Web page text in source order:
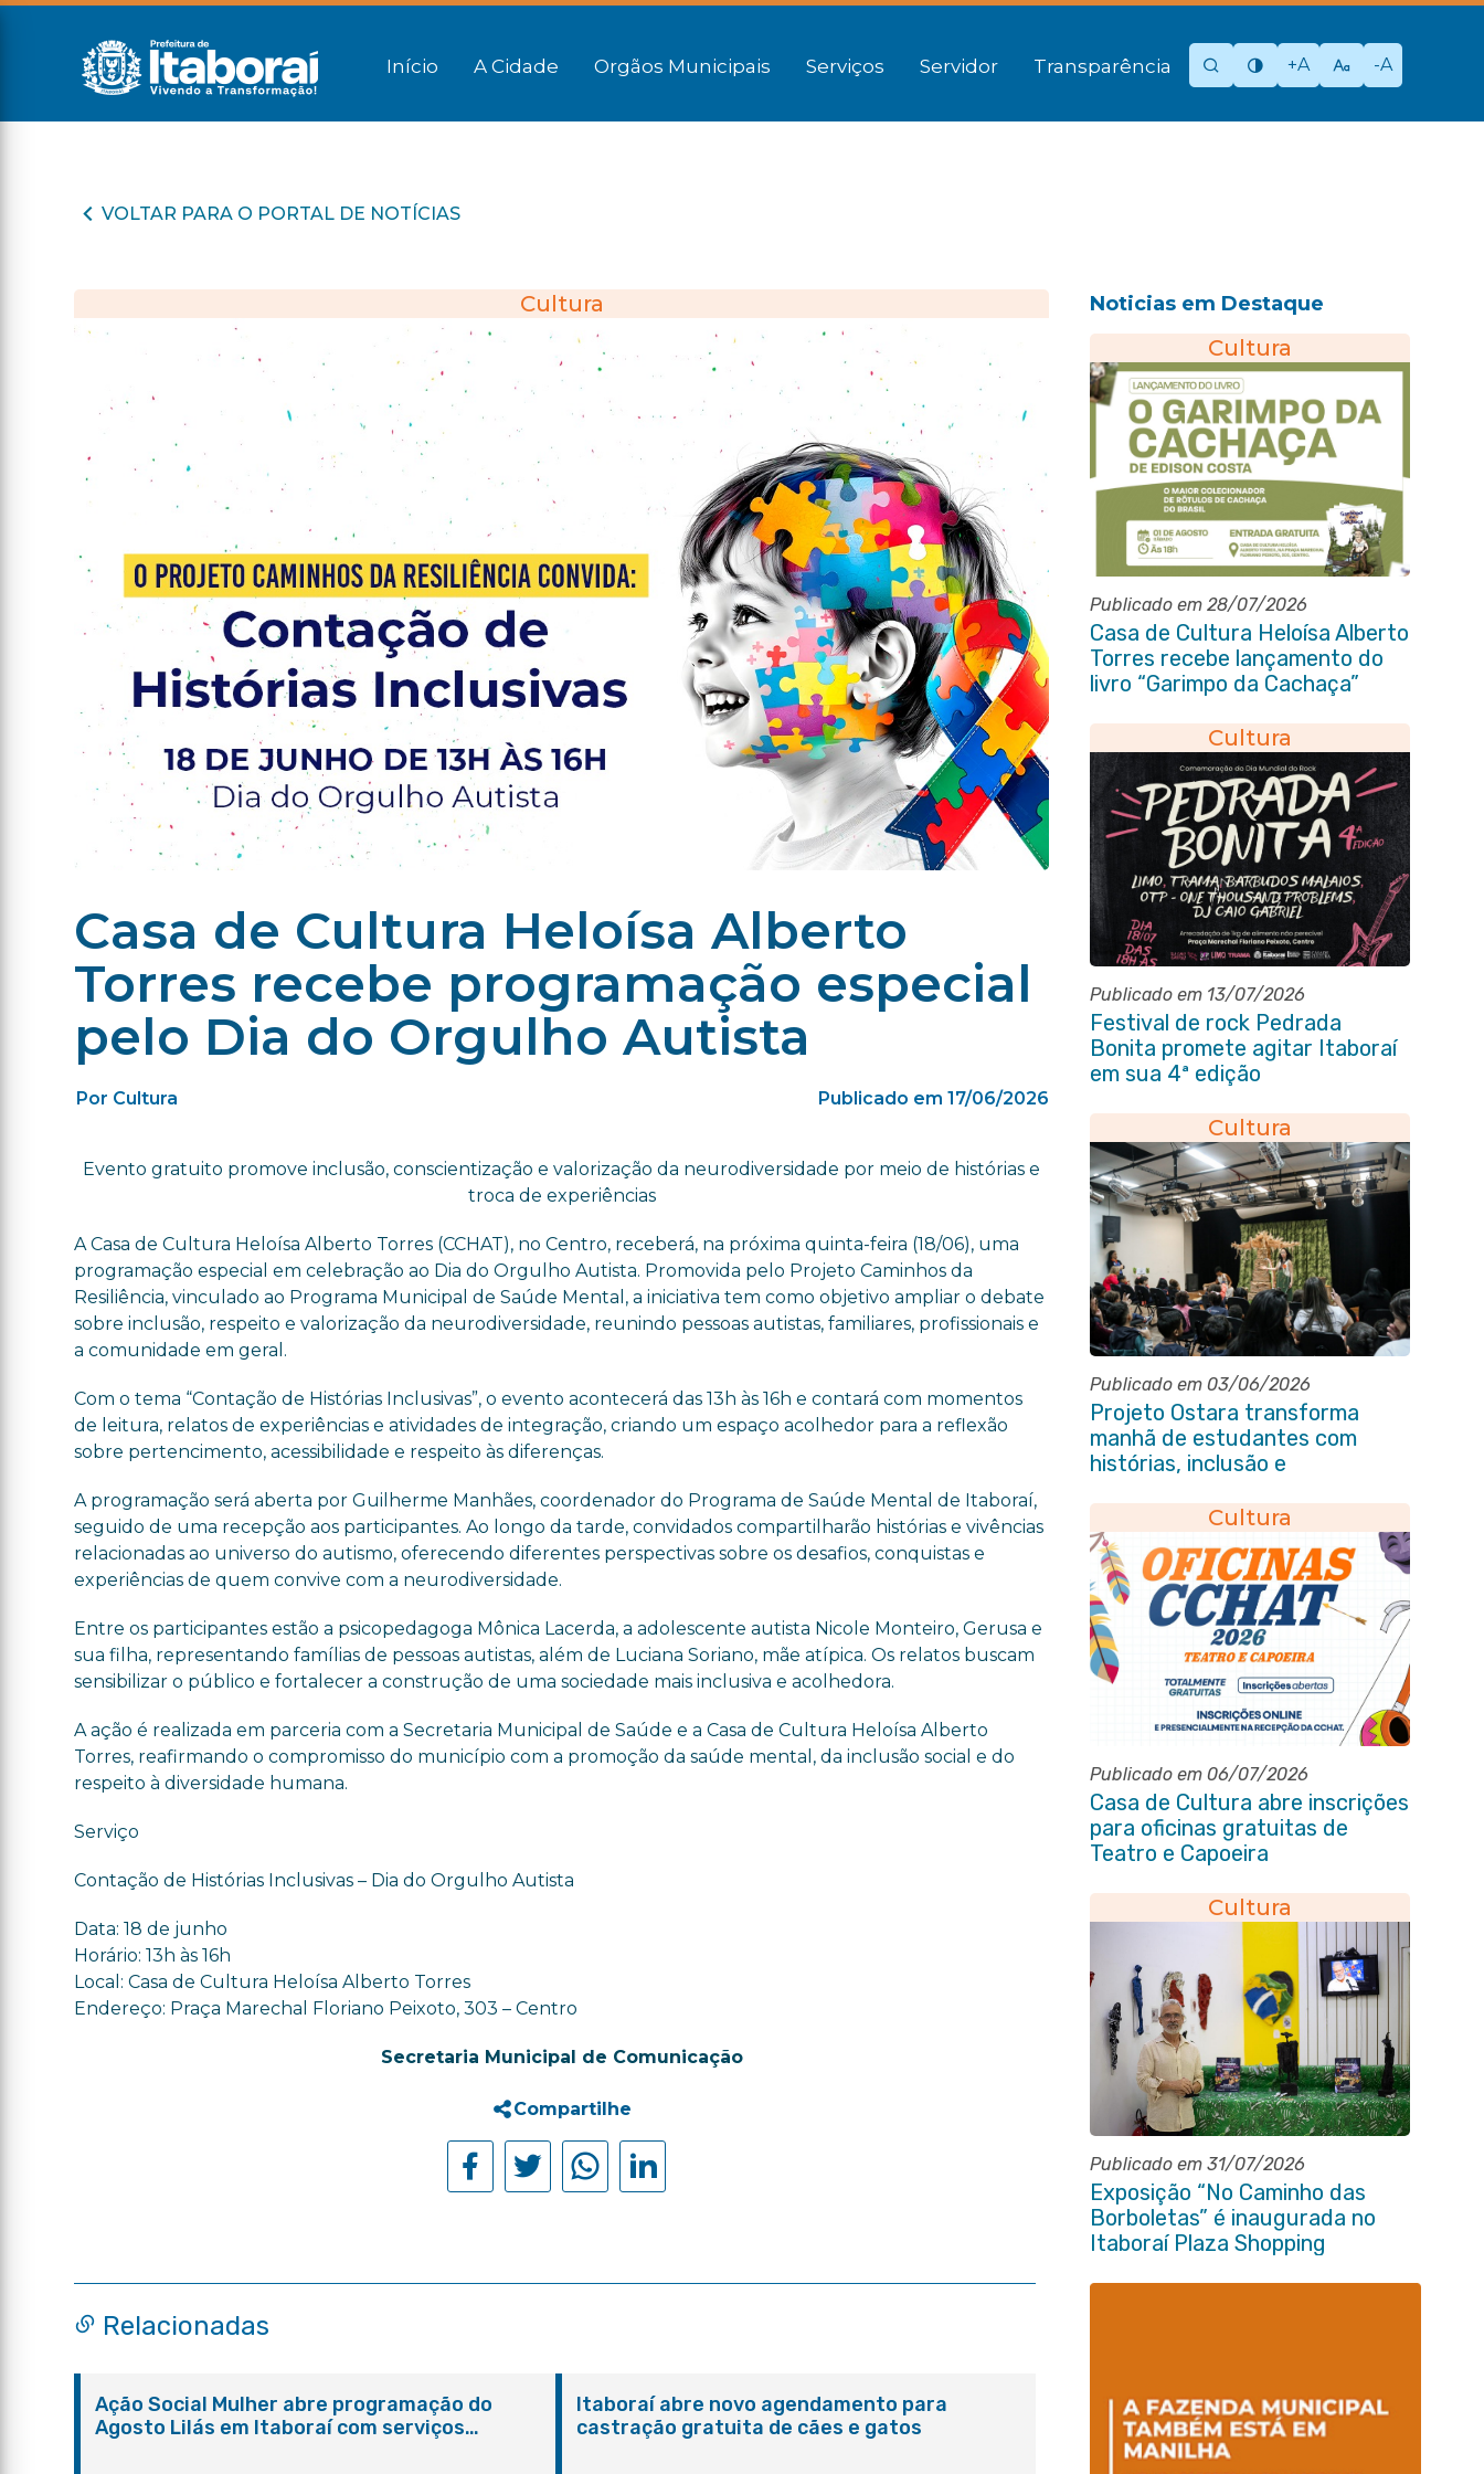
Início A Cidade Orgãos Municipais Serviços Servidor Transparência +A -A
VOLTAR PARA O PORTAL DE NOTÍCIAS
Cultura
Casa de Cultura Heloísa Alberto
Torres recebe programação especial
pelo Dia do Orgulho Autista
Por Cultura Publicado em 17/06/2026
Evento gratuito promove inclusão, conscientização e valorização da neurodiversidade por meio de histórias e
troca de experiências
A Casa de Cultura Heloísa Alberto Torres (CCHAT), no Centro, receberá, na próxima quinta-feira (18/06), uma
programação especial em celebração ao Dia do Orgulho Autista. Promovida pelo Projeto Caminhos da
Resiliência, vinculado ao Programa Municipal de Saúde Mental, a iniciativa tem como objetivo ampliar o debate
sobre inclusão, respeito e valorização da neurodiversidade, reunindo pessoas autistas, familiares, profissionais e
a comunidade em geral.
Com o tema “Contação de Histórias Inclusivas”, o evento acontecerá das 13h às 16h e contará com momentos
de leitura, relatos de experiências e atividades de integração, criando um espaço acolhedor para a reflexão
sobre pertencimento, acessibilidade e respeito às diferenças.
A programação será aberta por Guilherme Manhães, coordenador do Programa de Saúde Mental de Itaboraí,
seguido de uma recepção aos participantes. Ao longo da tarde, convidados compartilharão histórias e vivências
relacionadas ao universo do autismo, oferecendo diferentes perspectivas sobre os desafios, conquistas e
experiências de quem convive com a neurodiversidade.
Entre os participantes estão a psicopedagoga Mônica Lacerda, a adolescente autista Nicole Monteiro, Gerusa e
sua filha, representando famílias de pessoas autistas, além de Luciana Soriano, mãe atípica. Os relatos buscam
sensibilizar o público e fortalecer a construção de uma sociedade mais inclusiva e acolhedora.
A ação é realizada em parceria com a Secretaria Municipal de Saúde e a Casa de Cultura Heloísa Alberto
Torres, reafirmando o compromisso do município com a promoção da saúde mental, da inclusão social e do
respeito à diversidade humana.
Serviço
Contação de Histórias Inclusivas – Dia do Orgulho Autista
Data: 18 de junho
Horário: 13h às 16h
Local: Casa de Cultura Heloísa Alberto Torres
Endereço: Praça Marechal Floriano Peixoto, 303 – Centro
Secretaria Municipal de Comunicação
Compartilhe
Noticias em Destaque
Cultura
Publicado em 28/07/2026
Casa de Cultura Heloísa Alberto
Torres recebe lançamento do
livro “Garimpo da Cachaça”
Cultura
Publicado em 13/07/2026
Festival de rock Pedrada
Bonita promete agitar Itaboraí
em sua 4ª edição
Cultura
Publicado em 03/06/2026
Projeto Ostara transforma
manhã de estudantes com
histórias, inclusão e
Cultura
Publicado em 06/07/2026
Casa de Cultura abre inscrições
para oficinas gratuitas de
Teatro e Capoeira
Cultura
Publicado em 31/07/2026
Exposição “No Caminho das
Borboletas” é inaugurada no
Itaboraí Plaza Shopping
Relacionadas
Ação Social Mulher abre programação do
Agosto Lilás em Itaboraí com serviços
Itaboraí abre novo agendamento para
castração gratuita de cães e gatos